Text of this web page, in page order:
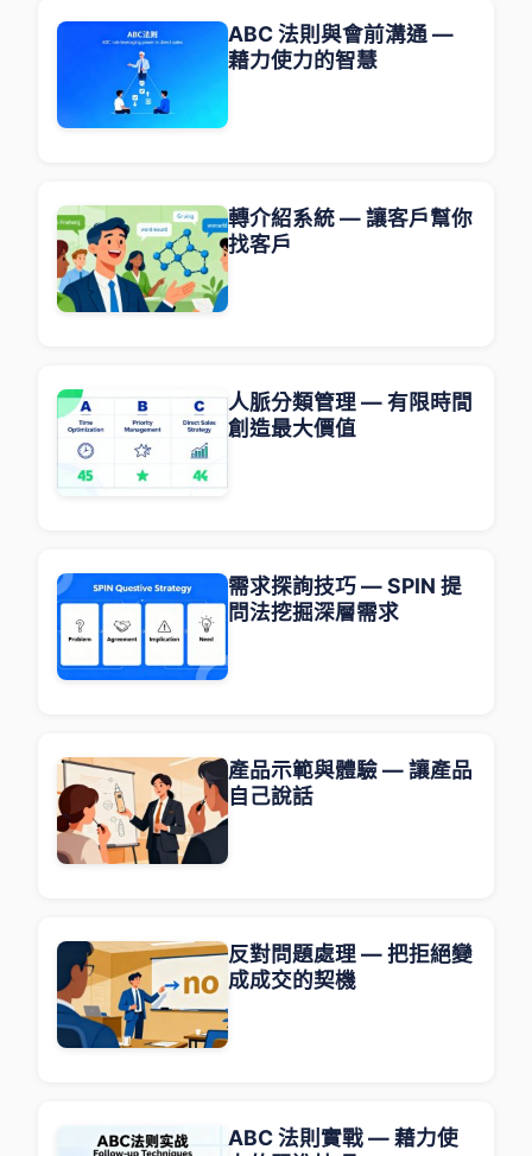
ABC 法則與會前溝通 —
藉力使力的智慧
轉介紹系統 — 讓客戶幫你
找客戶
人脈分類管理 — 有限時間
創造最大價值
需求探詢技巧 — SPIN 提
問法挖掘深層需求
產品示範與體驗 — 讓產品
自己說話
反對問題處理 — 把拒絕變
成成交的契機
ABC 法則實戰 — 藉力使